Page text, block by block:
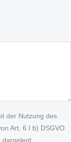
der Nutzung des
Art. 6 I b) DSGVO
dargelegt.